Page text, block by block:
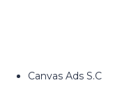
Canvas Ads S.C